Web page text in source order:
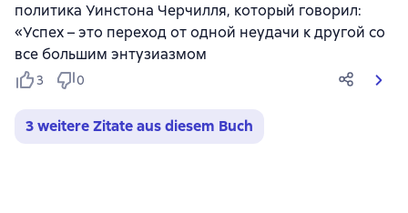
политика Уинстона Черчилля, который говорил:
«Успех – это переход от одной неудачи к другой со
все большим энтузиазмом
3 0
3 weitere Zitate aus diesem Buch